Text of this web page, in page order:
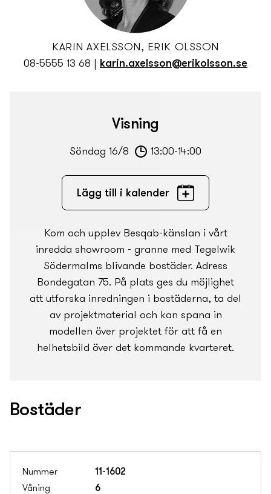
KARIN AXELSSON, ERIK OLSSON
08-5555 13 68
karin.axelsson@erikolsson.se
Visning
Söndag 16/8 13:00-14:00
Lägg till i kalender
Kom och upplev Besqab-känslan i vårt
inredda showroom - granne med Tegelwik
Södermalms blivande bostäder. Adress
Bondegatan 75. På plats ges du möjlighet
att utforska inredningen i bostäderna, ta del
av projektmaterial och kan spana in
modellen över projektet för att få en
helhetsbild över det kommande kvarteret.
Bostäder
11-1602
6